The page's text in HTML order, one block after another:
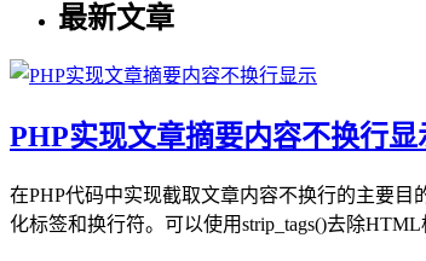
最新文章
PHP实现文章摘要内容不换行显
在PHP代码中实现截取文章内容不换行的主要
化标签和换行符。可以使用strip_tags()去除